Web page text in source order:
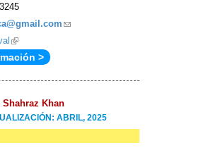
(link
(link
is
>
Shahraz Khan
ABRIL, 2025